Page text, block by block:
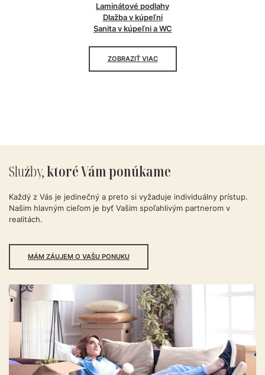
Laminátové podlahy
Dlažba v kúpeľni
Sanita v kúpeľni a WC
ZOBRAZIŤ VIAC
Služby,ktoréVámponúkame
Každý z Vás je jedinečný a preto si vyžaduje individuálny prístup.
Našim hlavným cieľom je byť Vašim spoľahlivým partnerom v
realitách.
MÁM ZÁUJEM O VAŠU PONUKU